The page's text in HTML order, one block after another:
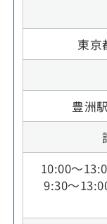
東京
豊洲
10:00～
9:30～